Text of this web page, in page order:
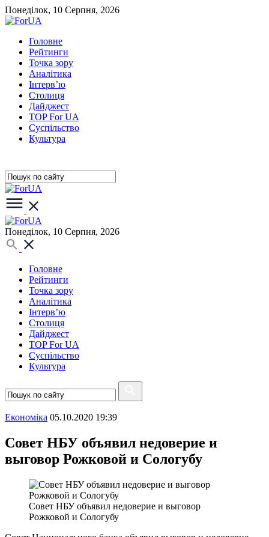
Понеділок, 10 Серпня, 2026
Головне
Рейтинги
Точка зору
Аналітика
Інтерв’ю
Столиця
Дайджест
TOP For UA
Суспiльство
Культура
Понеділок, 10 Серпня, 2026
Головне
Рейтинги
Точка зору
Аналітика
Інтерв’ю
Столиця
Дайджест
TOP For UA
Суспiльство
Культура
Економіка 05.10.2020 19:39
Совет НБУ объявил недоверие и
выговор Рожковой и Сологубу
Совет НБУ объявил недоверие и выговор
Рожковой и Сологубу